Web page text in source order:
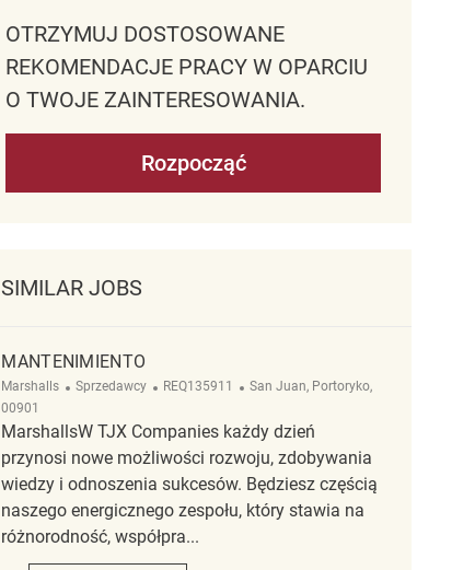
OTRZYMUJ DOSTOSOWANE
REKOMENDACJE PRACY W OPARCIU
O TWOJE ZAINTERESOWANIA.
Rozpocząć
SIMILAR JOBS
MANTENIMIENTO
Marshalls Kategoria
Sprzedawcy ReqId
REQ135911 Lokalizacja
San Juan, Portoryko,
00901
MarshallsW TJX Companies każdy dzień
przynosi nowe możliwości rozwoju, zdobywania
wiedzy i odnoszenia sukcesów. Będziesz częścią
naszego energicznego zespołu, który stawia na
różnorodność, współpra...